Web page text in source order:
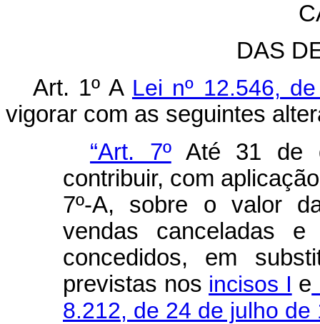
DAS
Art. 1º A Lei nº 12.546,
vigorar com as seguintes
“Art. 7ºAté 31 de
contribuir, com
7º-A, sobre o valor
vendas canceladas e
concedidos, em
previstas nos incisos I e
8.212, de 24 de julho de